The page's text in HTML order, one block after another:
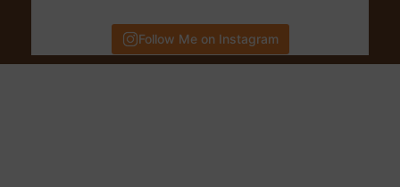
Follow Me on Instagram